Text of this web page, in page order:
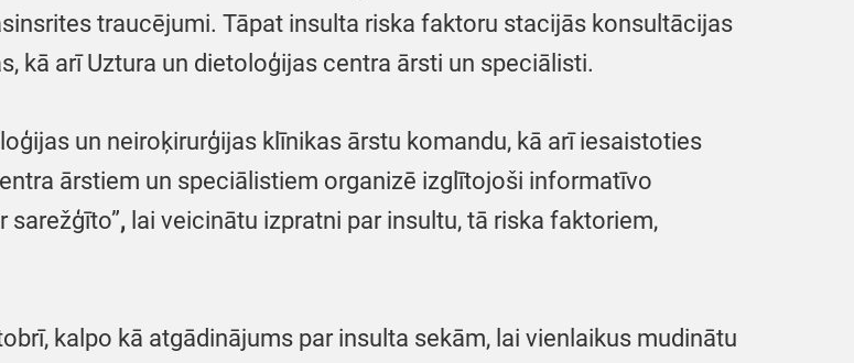
traucējumi. Tāpat insulta riska faktoru stacijās konsultācijas
kā arī Uztura un dietoloģijas centra ārsti un speciālisti.
un neiroķirurģijas klīnikas ārstu komandu, kā arī iesaistoties
ārstiem un speciālistiem organizē izglītojoši informatīvo
sarežģīto”, lai veicinātu izpratni par insultu, tā riska faktoriem,
kalpo kā atgādinājums par insulta sekām, lai vienlaikus mudinātu